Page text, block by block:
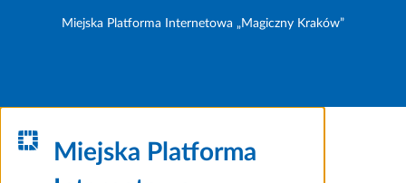
Miejska Platforma Internetowa „Magiczny Kraków”
Miejska Platforma